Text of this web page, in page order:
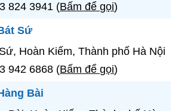
824 3941 (Bấm để gọi)
Sứ
Hoàn Kiếm, Thành phố Hà Nội
942 6868 (Bấm để gọi)
Bài